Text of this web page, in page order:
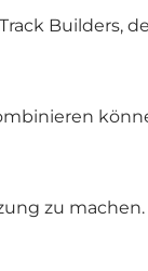
Builders,
zu